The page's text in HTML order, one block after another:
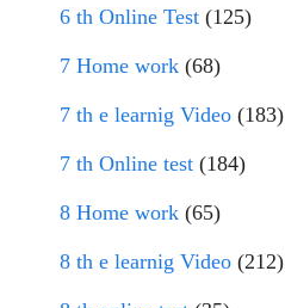
6 th Online Test (125)
7 Home work (68)
7 th e learnig Video (183)
7 th Online test (184)
8 Home work (65)
8 th e learnig Video (212)